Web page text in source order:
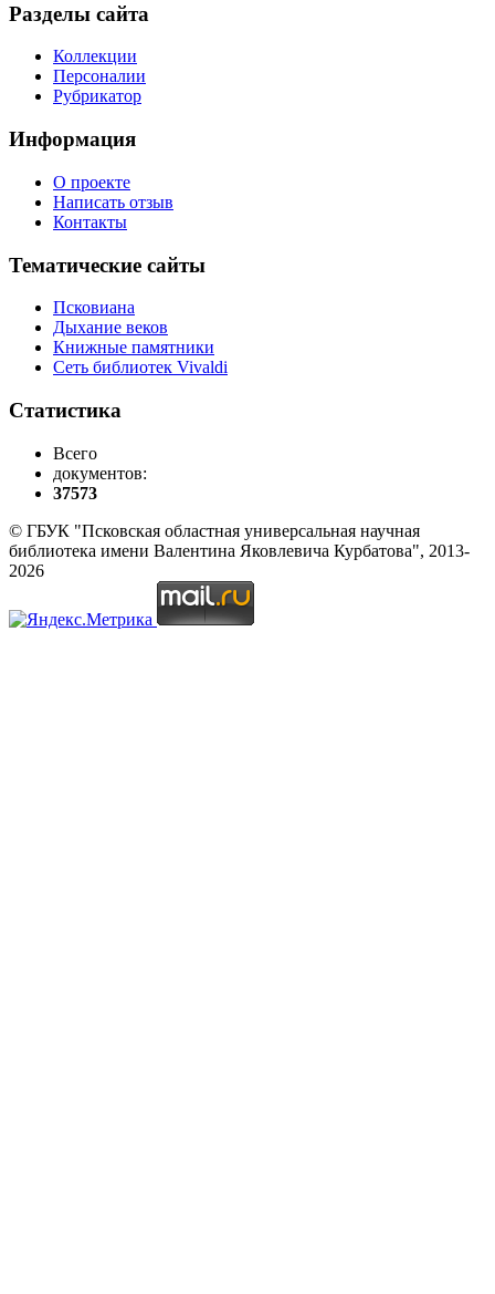
Разделы сайта
Коллекции
Персоналии
Рубрикатор
Информация
О проекте
Написать отзыв
Контакты
Тематические сайты
Псковиана
Дыхание веков
Книжные памятники
Сеть библиотек Vivaldi
Статистика
Всего
документов:
37573
© ГБУК "Псковская областная универсальная научная
библиотека имени Валентина Яковлевича Курбатова", 2013-
2026